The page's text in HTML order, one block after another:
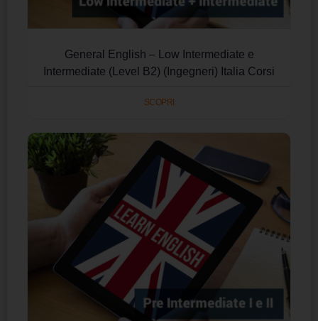
General English – Low Intermediate e
Intermediate (Level B2) (Ingegneri) Italia Corsi
SCOPRI